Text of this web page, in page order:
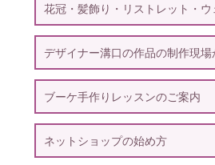
花冠・髪飾り・リストレット・ウ
デザイナー溝口の作品の制作現場
ブーケ手作りレッスンのご案内
ネットショップの始め方